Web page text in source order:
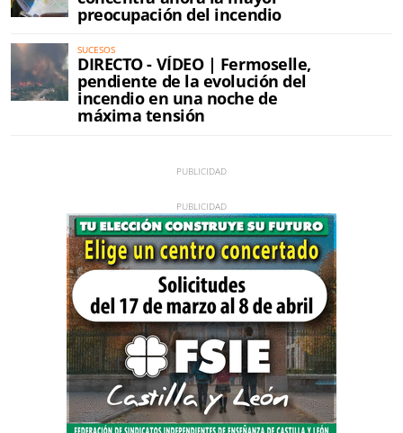
preocupación del incendio
SUCESOS
DIRECTO - VÍDEO | Fermoselle,
pendiente de la evolución del
incendio en una noche de
máxima tensión